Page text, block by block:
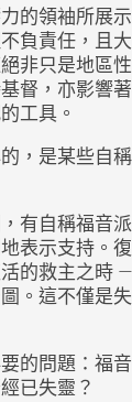
的領袖所展
負責任，且
非只是地區
督，亦影響
工具。
，是某些自
有自稱福音
表示支持。
的救主之時
。這不僅是
的問題：福
已失靈？